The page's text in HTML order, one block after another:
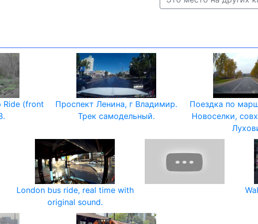
Ride (front
Проспект Ленина, г Владимир.
Трек самодельный.
Поездка по
Новоселки,
London bus ride, real time with
original sound.